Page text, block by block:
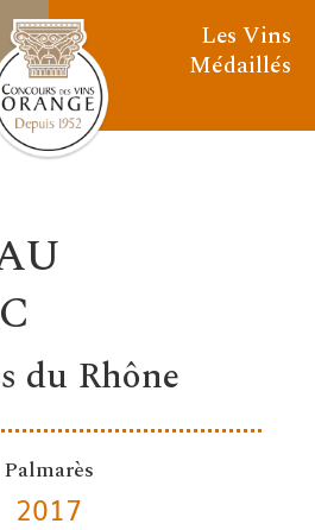
Les Vins
Médaillés
du Rhône
Palmarès
2017